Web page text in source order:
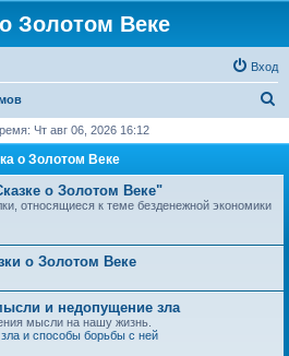
Золотом Веке
Вход
с
Чт авг 06, 2026 16:12
о Золотом Веке
о Золотом Веке"
относящиеся к теме безденежной экономики
о Золотом Веке
и недопущение зла
мысли на нашу жизнь.
и способы борьбы с ней